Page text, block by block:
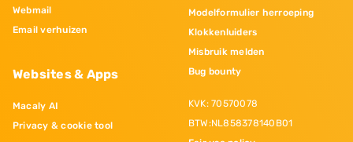
Webmail
Email verhuizen
Websites & Apps
Macaly AI
Privacy & cookie tool
Modelformulier herroeping
Klokkenluiders
Misbruik melden
Bug bounty
KVK: 70570078
BTW:NL858378140B01